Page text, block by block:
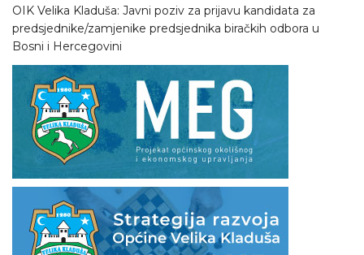
OIK Velika Kladuša: Javni poziv za prijavu kandidata za
predsjednike/zamjenike predsjednika biračkih odbora u
Bosni i Hercegovini